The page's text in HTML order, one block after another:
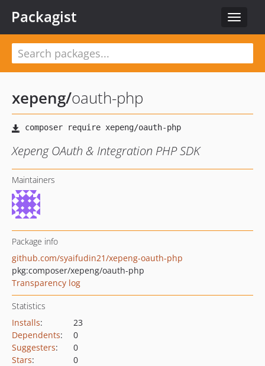
Toggle
Packagist
xepeng/oauth-php
Xepeng OAuth & Integration PHP SDK
Maintainers
Package info
github.com/syaifudin21/xepeng-oauth-php
pkg:composer/xepeng/oauth-php
Transparency log
Statistics
Installs:
23
Dependents:
0
Suggesters:
0
Stars:
0